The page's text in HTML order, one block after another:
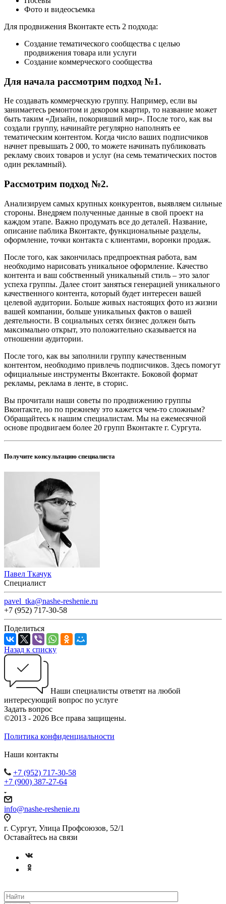
Фото и видеосъемка
Для продвижения Вконтакте есть 2 подхода:
Создание тематического сообщества с целью
продвижения товара или услуги
Создание коммерческого сообщества
Для начала рассмотрим подход №1.
Не создавать коммерческую группу. Например, если вы
занимаетесь ремонтом и декором квартир, то название может
быть таким «Дизайн, покоривший мир». После того, как вы
создали группу, начинайте регулярно наполнять ее
тематическим контентом. Когда число ваших подписчиков
начнет превышать 2 000, то можете начинать публиковать
рекламу своих товаров и услуг (на семь тематических постов
один рекламный).
Рассмотрим подход №2.
Анализируем самых крупных конкурентов, выявляем сильные
стороны. Внедряем полученные данные в свой проект на
каждом этапе. Важно продумать все до деталей. Название,
описание паблика Вконтакте, функциональные разделы,
оформление, точки контакта с клиентами, воронки продаж.
После того, как закончилась предпроектная работа, вам
необходимо нарисовать уникальное оформление. Качество
контента и ваш собственный уникальный стиль – это залог
успеха группы. Далее стоит заняться генерацией уникального
качественного контента, который будет интересен вашей
целевой аудитории. Больше живых настоящих фото из жизни
вашей компании, больше уникальных фактов о вашей
деятельности. В социальных сетях бизнес должен быть
максимально открыт, это положительно сказывается на
отношении аудитории.
После того, как вы заполнили группу качественным
контентом, необходимо привлечь подписчиков. Здесь помогут
официальные инструменты Вконтакте. Боковой формат
рекламы, реклама в ленте, в сторис.
Вы прочитали наши советы по продвижению группы
Вконтакте, но по прежнему это кажется чем-то сложным?
Обращайтесь к нашим специалистам. Мы на ежемесячной
основе продвигаем более 20 групп Вконтакте г. Сургута.
Получите консультацию специалиста
Павел Ткачук
Специалист
pavel_tka@nashe-reshenie.ru
+7 (952) 717-30-58
Поделиться
Назад к списку
Наши специалисты ответят на любой
интересующий вопрос по услуге
Задать вопрос
©2013 - 2026 Все права защищены.
Политика конфиденциальности
Наши контакты
+7 (952) 717-30-58
+7 (900) 387-27-64
info@nashe-reshenie.ru
г. Сургут, Улица Профсоюзов, 52/1
Оставайтесь на связи